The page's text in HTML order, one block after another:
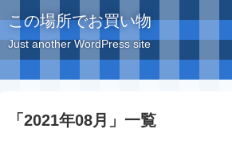
この場所でお買い物
Just another WordPress site
「 2021年08月 」 一覧